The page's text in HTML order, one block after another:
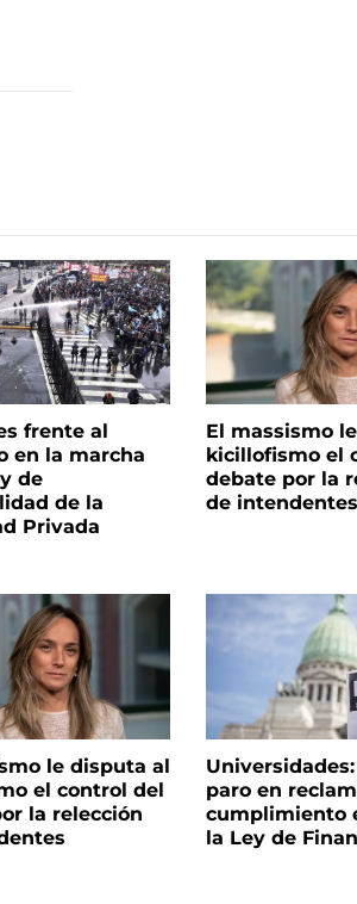
frente al
en la marcha
de
de la
Privada
El massismo
kicillofismo el
debate por la
de intendentes
le disputa al
el control del
la relección
paro en
cumplimiento
la Ley de